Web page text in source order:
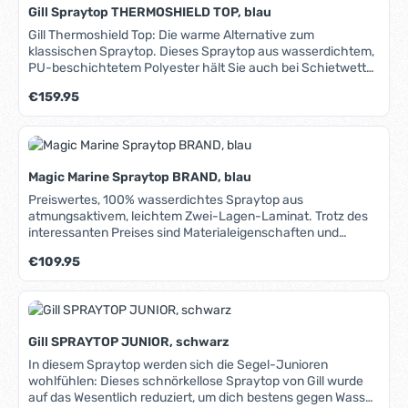
elastischen Einsätzen, Obermaterial aus wasserdichtem
Stretch-PU, Innenbeschichtung aus wärmendem Micro-
Fleece, alle Nähte wasserdicht verklebt und vernäht,
bequemer Schnitt mit hoher Bewegungsfreiheit, 100%
Gill Spraytop THERMOSHIELD TOP, blau
Gill Thermoshield Top: Die warme Alternative zum
klassischen Spraytop. Dieses Spraytop aus wasserdichtem,
PU-beschichtetem Polyester hält Sie auch bei Schietwetter
mit kuscheligem Fleece gefüttert. Das Top ist vielseitig
kombinierbar, sowohl mit klassischen Segelhosen als auch
mit Neoprenhosen bzw. Long Johns. Absolut wasserdichtes
Polyester-PU-Laminat, alle Nähte wasserdicht verschweißt,
gefütterter Kragen mit Tunnelzug für optimalen Schutz,
beidseitig verstellbarer, elastischer Neoprenbund für
maximale Dichtigkeit, dicht abschließende, verstellbare
Armabschlüsse aus tragefreundlichem PU, komfortabler
Regulärer Preis:
€159.95
Magic Marine Spraytop BRAND, blau
Preiswertes, 100% wasserdichtes Spraytop aus
atmungsaktivem, leichtem Zwei-Lagen-Laminat. Trotz des
interessanten Preises sind Materialeigenschaften und
aus weichem, elastischem PU-Material, wasserdichter
Schrägreißverschluss mit zusätzlicher Wassersperre,
verstellbare Ärmelbündchen, ebenfalls aus
tragefreundlichem PU-Material, seitliche "Kleinteile-Tasche"
verstellbarer Taillenabschluß aus Neopren, hinten mit
Microfleece beschichtet, reflektierende Einsätze im
Schulterbereich, alle Nähte wasserdicht verklebt und
vernäht, bequemer Panel-Schnitt mit hoher
Regulärer Preis:
€109.95
Gill SPRAYTOP JUNIOR, schwarz
In diesem Spraytop werden sich die Segel-Junioren
wohlfühlen: Dieses schnörkellose Spraytop von Gill wurde
auf das Wesentlich reduziert, um dich bestens gegen Wasser